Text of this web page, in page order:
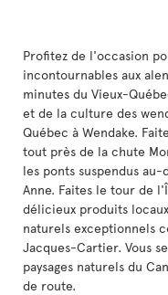
Profitez de l'occasion
incontournables aux
minutes du Vieux-
et de la culture des
Québec à Wendake.
tout près de la chute
les ponts suspendus
Anne. Faites le tour de
délicieux produits
naturels exceptionnels
Jacques-Cartier. Vous
paysages naturels du
de route.